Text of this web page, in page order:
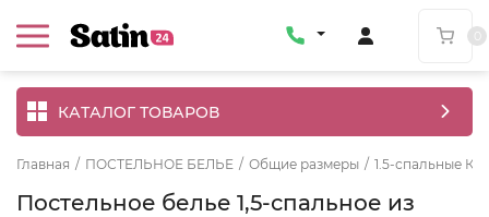
КАТАЛОГ ТОВАРОВ
Главная / ПОСТЕЛЬНОЕ БЕЛЬЕ / Общие размеры / 1.5-спальные
Постельное белье 1,5-спальное из